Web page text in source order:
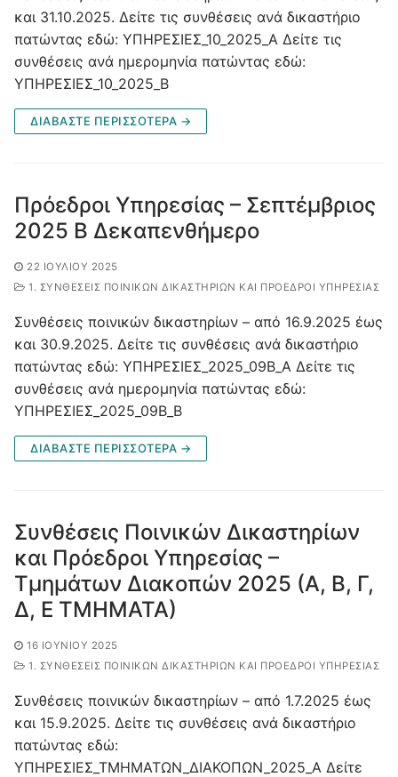
και 31.10.2025. Δείτε τις συνθέσεις ανά δικαστήριο
πατώντας εδώ: ΥΠΗΡΕΣΙΕΣ_10_2025_Α Δείτε τις
συνθέσεις ανά ημερομηνία πατώντας εδώ:
ΥΠΗΡΕΣΙΕΣ_10_2025_Β
ΔΙΑΒΑΣΤΕ ΠΕΡΙΣΣΟΤΕΡΑ →
Πρόεδροι Υπηρεσίας – Σεπτέμβριος
2025 Β Δεκαπενθήμερο
22 ΙΟΥΛΊΟΥ 2025
1. ΣΥΝΘΈΣΕΙΣ ΠΟΙΝΙΚΏΝ ΔΙΚΑΣΤΗΡΊΩΝ ΚΑΙ ΠΡΌΕΔΡΟΙ ΥΠΗΡΕΣΊΑΣ
Συνθέσεις ποινικών δικαστηρίων – από 16.9.2025 έως
και 30.9.2025. Δείτε τις συνθέσεις ανά δικαστήριο
πατώντας εδώ: ΥΠΗΡΕΣΙΕΣ_2025_09B_A Δείτε τις
συνθέσεις ανά ημερομηνία πατώντας εδώ:
ΥΠΗΡΕΣΙΕΣ_2025_09B_B
ΔΙΑΒΑΣΤΕ ΠΕΡΙΣΣΟΤΕΡΑ →
Συνθέσεις Ποινικών Δικαστηρίων
και Πρόεδροι Υπηρεσίας –
Τμημάτων Διακοπών 2025 (Α, Β, Γ,
Δ, Ε ΤΜΗΜΑΤΑ)
16 ΙΟΥΝΊΟΥ 2025
1. ΣΥΝΘΈΣΕΙΣ ΠΟΙΝΙΚΏΝ ΔΙΚΑΣΤΗΡΊΩΝ ΚΑΙ ΠΡΌΕΔΡΟΙ ΥΠΗΡΕΣΊΑΣ
Συνθέσεις ποινικών δικαστηρίων – από 1.7.2025 έως
και 15.9.2025. Δείτε τις συνθέσεις ανά δικαστήριο
πατώντας εδώ:
ΥΠΗΡΕΣΙΕΣ_ΤΜΗΜΑΤΩΝ_ΔΙΑΚΟΠΩΝ_2025_Α Δείτε